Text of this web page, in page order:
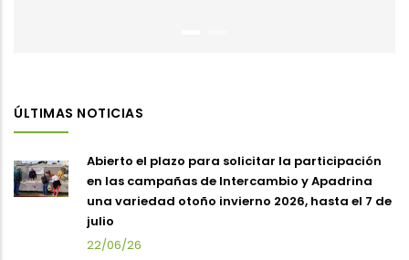
ÚLTIMAS NOTICIAS
Abierto el plazo para solicitar la participación
en las campañas de Intercambio y Apadrina
una variedad otoño invierno 2026, hasta el 7 de
julio
22/06/26